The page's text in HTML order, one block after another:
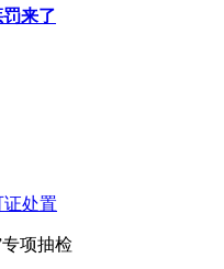
来了
处置
项抽检